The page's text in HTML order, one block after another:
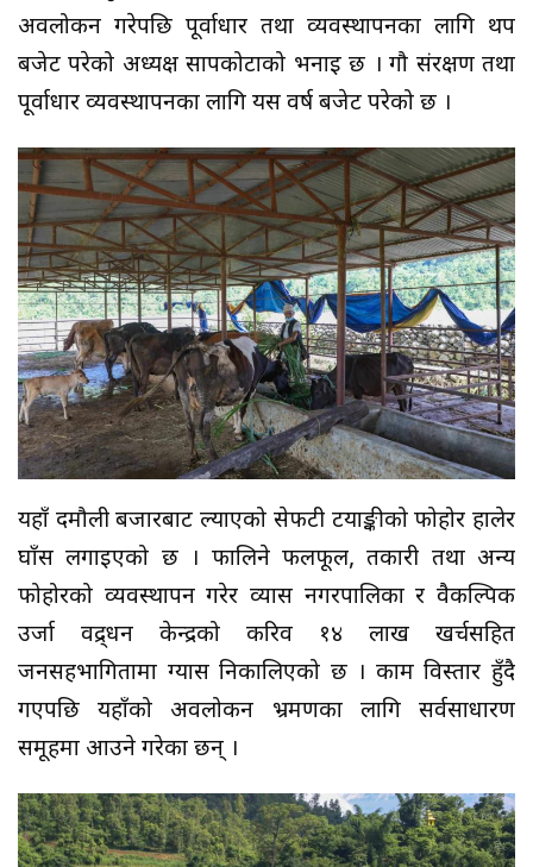
अवलोकन गरेपछि पूर्वाधार तथा व्यवस्थापनका लागि थप
बजेट परेको अध्यक्ष सापकोटाको भनाइ छ । गौ संरक्षण तथा
पूर्वाधार व्यवस्थापनका लागि यस वर्ष बजेट परेको छ ।
यहाँ दमौली बजारबाट ल्याएको सेफटी टयाङ्कीको फोहोर हालेर
घाँस लगाइएको छ । फालिने फलफूल, तकारी तथा अन्य
फोहोरको व्यवस्थापन गरेर व्यास नगरपालिका र वैकल्पिक
उर्जा प्रवद्र्धन केन्द्रको करिव १४ लाख खर्चसहित
जनसहभागितामा ग्यास निकालिएको छ । काम विस्तार हुँदै
गएपछि यहाँको अवलोकन भ्रमणका लागि सर्वसाधारण
समूहमा आउने गरेका छन् ।